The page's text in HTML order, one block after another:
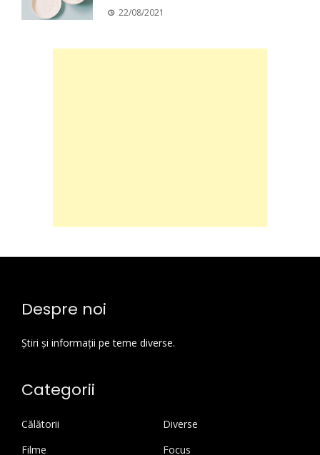
22/08/2021
Despre noi
Știri și informații pe teme diverse.
Categorii
Călătorii
Diverse
Filme
Focus